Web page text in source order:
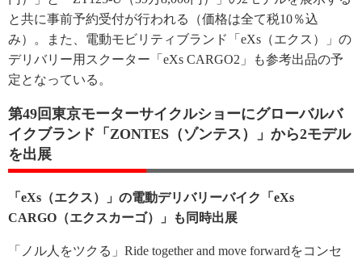
と共に事前予約受付が行われる（価格は全て税10％込
み）。また、電動モビリティブランド「eXs（エクス）」の
デリバリー用スクーター「eXs CARGO2」も参考出品の予
定となっている。
第49回東京モーターサイクルショーにグローバルバ
イクブランド「ZONTES（ゾンテス）」から2モデル
を出展
「eXs（エクス）」の電動デリバリーバイク「eXs
CARGO（エクスカーゴ）」も同時出展
「ノル人をツクる」Ride together and move forwardをコンセ